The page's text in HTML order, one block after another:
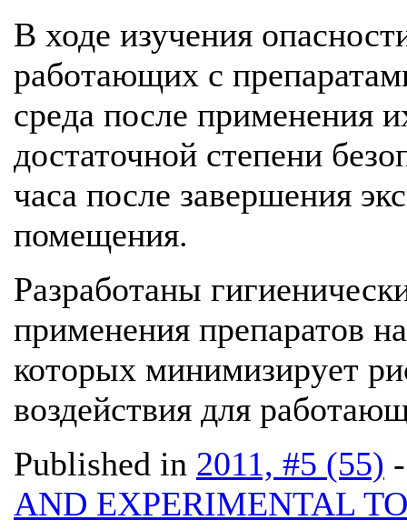
В ходе изучения
работающих с
среда после применения
достаточной степени
часа после завершения
помещения.
Разработаны
применения препаратов
которых минимизирует
воздействия для
Published in 2011, #5 (55)
AND EXPERIMENTAL